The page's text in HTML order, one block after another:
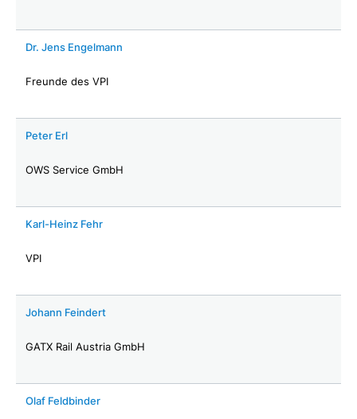
Dr. Jens Engelmann
Freunde des VPI
Peter Erl
OWS Service GmbH
Karl-Heinz Fehr
VPI
Johann Feindert
GATX Rail Austria GmbH
Olaf Feldbinder